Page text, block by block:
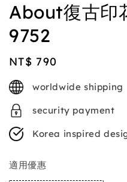
About復古印
9752
Regular
price
NT$ 790
worldwide shipping
security payment
Korea inspired
適用優惠